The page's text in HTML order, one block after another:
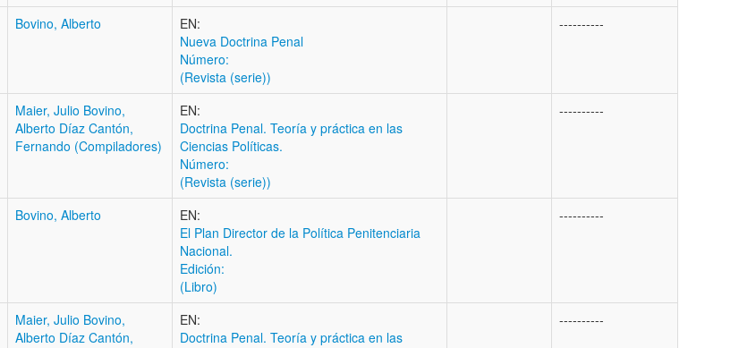
Bovino, Alberto
EN:
Nueva Doctrina Penal
Número:
(Revista (serie))
----------
Maier, Julio Bovino,
Alberto Díaz Cantón,
Fernando (Compiladores)
EN:
Doctrina Penal. Teoría y práctica en las
Ciencias Políticas.
Número:
(Revista (serie))
----------
Bovino, Alberto
EN:
El Plan Director de la Política Penitenciaria
Nacional.
Edición:
(Libro)
----------
Maier, Julio Bovino,
Alberto Díaz Cantón,
EN:
Doctrina Penal. Teoría y práctica en las
----------